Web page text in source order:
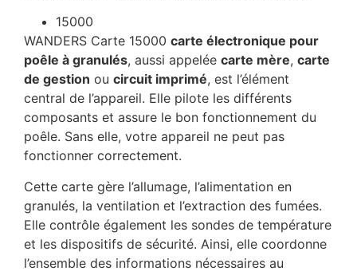
15000
WANDERS Carte 15000 carte électronique pour
poêle à granulés, aussi appelée carte mère, carte
de gestion ou circuit imprimé, est l’élément
central de l’appareil. Elle pilote les différents
composants et assure le bon fonctionnement du
poêle. Sans elle, votre appareil ne peut pas
fonctionner correctement.
Cette carte gère l’allumage, l’alimentation en
granulés, la ventilation et l’extraction des fumées.
Elle contrôle également les sondes de température
et les dispositifs de sécurité. Ainsi, elle coordonne
l’ensemble des informations nécessaires au